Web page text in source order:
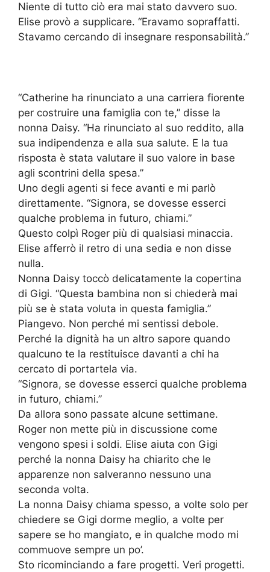
Niente di tutto ciò era mai stato davvero suo.
Elise provò a supplicare. “Eravamo sopraffatti.
Stavamo cercando di insegnare responsabilità.”
“Catherine ha rinunciato a una carriera fiorente
per costruire una famiglia con te,” disse la
nonna Daisy. “Ha rinunciato al suo reddito, alla
sua indipendenza e alla sua salute. E la tua
risposta è stata valutare il suo valore in base
agli scontrini della spesa.”
Uno degli agenti si fece avanti e mi parlò
direttamente. “Signora, se dovesse esserci
qualche problema in futuro, chiami.”
Questo colpì Roger più di qualsiasi minaccia.
Elise afferrò il retro di una sedia e non disse
nulla.
Nonna Daisy toccò delicatamente la copertina
di Gigi. “Questa bambina non si chiederà mai
più se è stata voluta in questa famiglia.”
Piangevo. Non perché mi sentissi debole.
Perché la dignità ha un altro sapore quando
qualcuno te la restituisce davanti a chi ha
cercato di portartela via.
“Signora, se dovesse esserci qualche problema
in futuro, chiami.”
Da allora sono passate alcune settimane.
Roger non mette più in discussione come
vengono spesi i soldi. Elise aiuta con Gigi
perché la nonna Daisy ha chiarito che le
apparenze non salveranno nessuno una
seconda volta.
La nonna Daisy chiama spesso, a volte solo per
chiedere se Gigi dorme meglio, a volte per
sapere se ho mangiato, e in qualche modo mi
commuove sempre un po’.
Sto ricominciando a fare progetti. Veri progetti.